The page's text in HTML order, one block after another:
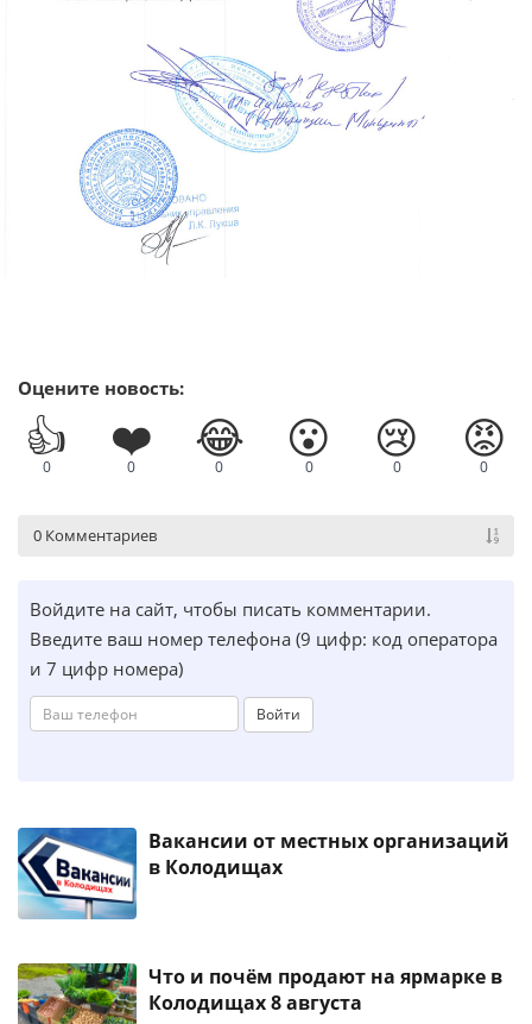
Оцените новость:
👍
0
❤️
0
😂
0
😮
0
😢
0
😡
0
0 Комментариев
Войдите на сайт, чтобы писать комментарии.
Введите ваш номер телефона (9 цифр: код оператора
и 7 цифр номера)
Войти
Вакансии от местных организаций
в Колодищах
Что и почём продают на ярмарке в
Колодищах 8 августа